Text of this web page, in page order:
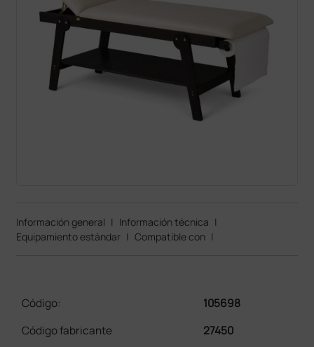
Información general | Información técnica |
Equipamiento estándar | Compatible con |
Código:
105698
Código fabricante
27450